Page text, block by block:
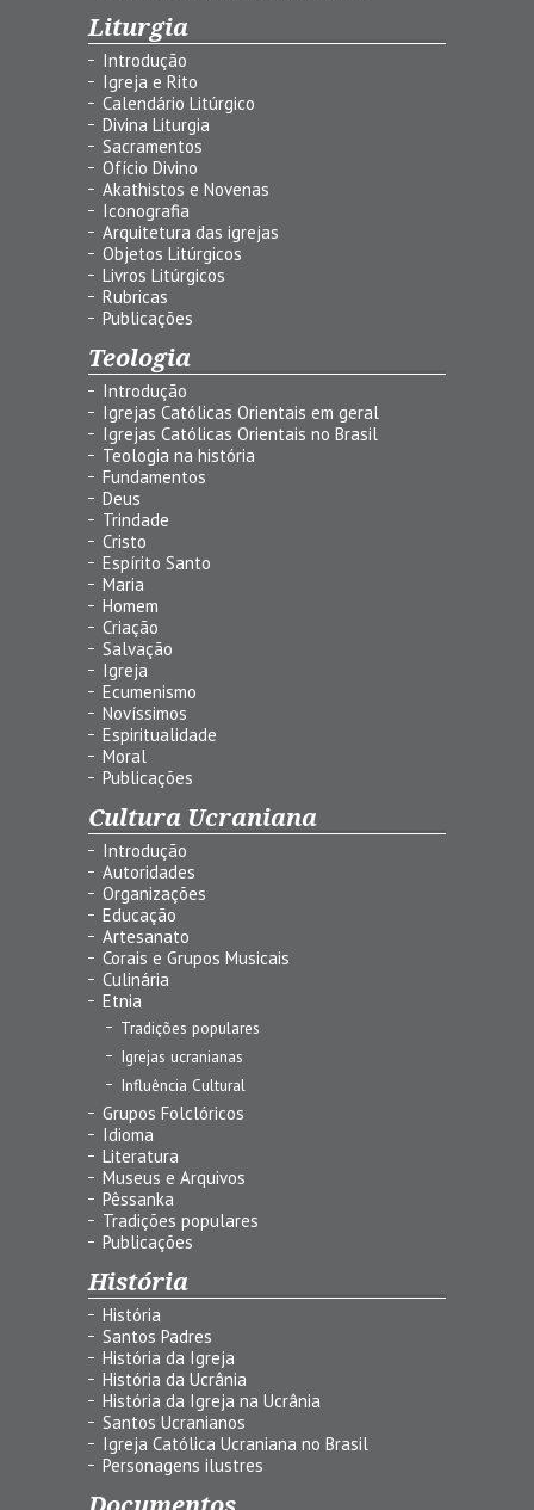
Liturgia
Introdução
Igreja e Rito
Calendário Litúrgico
Divina Liturgia
Sacramentos
Ofício Divino
Akathistos e Novenas
Iconografia
Arquitetura das igrejas
Objetos Litúrgicos
Livros Litúrgicos
Rubricas
Publicações
Teologia
Introdução
Igrejas Católicas Orientais em geral
Igrejas Católicas Orientais no Brasil
Teologia na história
Fundamentos
Deus
Trindade
Cristo
Espírito Santo
Maria
Homem
Criação
Salvação
Igreja
Ecumenismo
Novíssimos
Espiritualidade
Moral
Publicações
Cultura Ucraniana
Introdução
Autoridades
Organizações
Educação
Artesanato
Corais e Grupos Musicais
Culinária
Etnia
Tradições populares
Igrejas ucranianas
Influência Cultural
Grupos Folclóricos
Idioma
Literatura
Museus e Arquivos
Pêssanka
Tradições populares
Publicações
História
História
Santos Padres
História da Igreja
História da Ucrânia
História da Igreja na Ucrânia
Santos Ucranianos
Igreja Católica Ucraniana no Brasil
Personagens ilustres